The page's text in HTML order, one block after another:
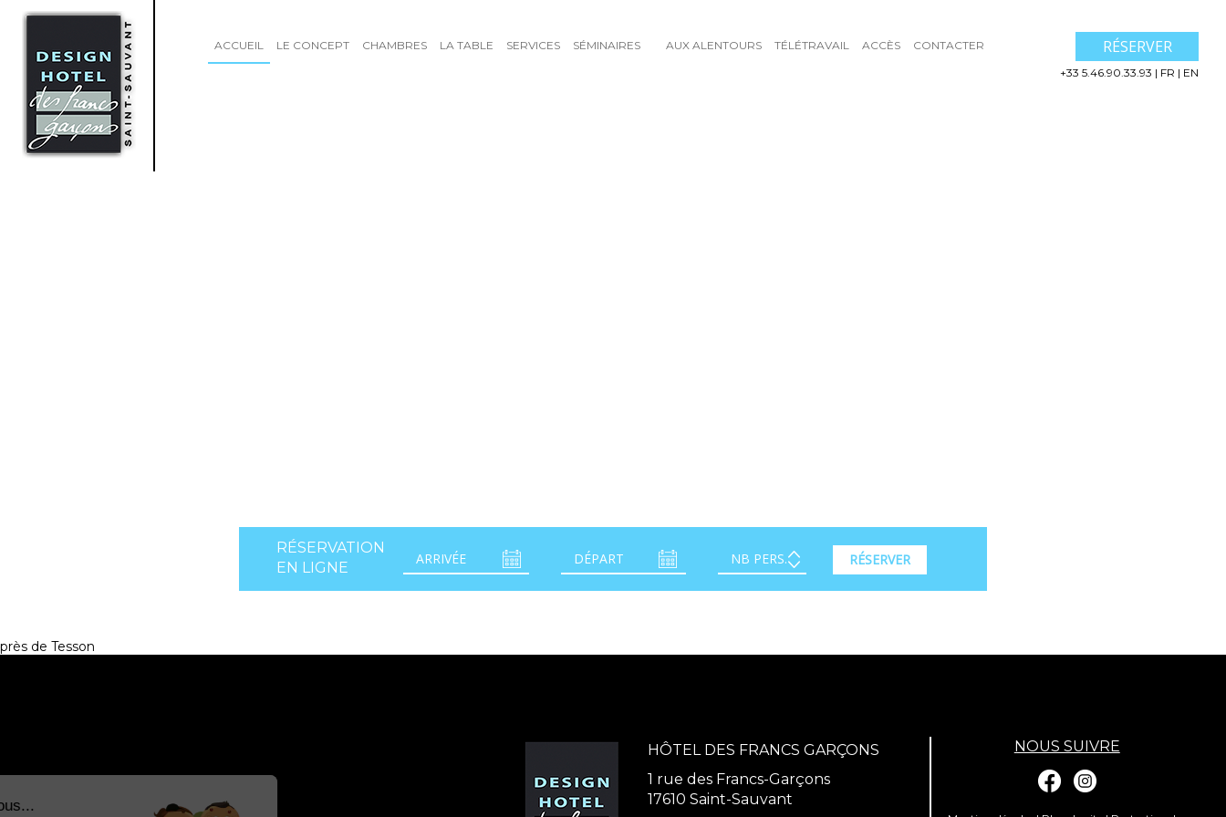
ACCUEIL LE CONCEPT CHAMBRES LA TABLE SERVICES SÉMINAIRES AUX ALENTOURS TÉLÉTRAVAIL ACCÈS CONTACTER RÉSERVER
+33 5.46.90.33.93 | FR | EN
RÉSERVATION
EN LIGNE
RÉSERVER
près de Tesson
HÔTEL DES FRANCS GARÇONS
1 rue des Francs-Garçons
17610 Saint-Sauvant
NOUS SUIVRE
Salut c'est nous...